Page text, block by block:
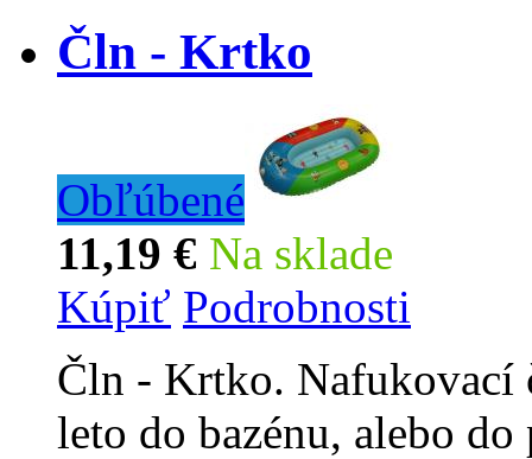
Čln - Krtko
Obľúbené
11,19 € Na sklade
Kúpiť Podrobnosti
Čln - Krtko. Nafukovací
leto do bazénu, alebo